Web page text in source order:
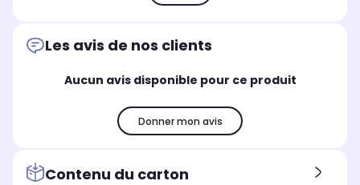
Les avis de nos clients
Aucun avis disponible pour ce produit
Donner mon avis
Contenu du carton